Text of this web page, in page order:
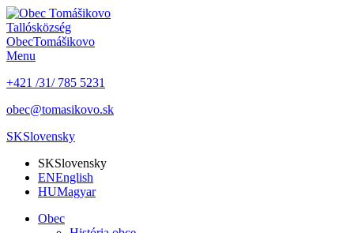
Tallósközség
ObecTomášikovo
Menu
+421 /31/ 785 5231
obec@tomasikovo.sk
SKSlovensky
SKSlovensky
ENEnglish
HUMagyar
Obec